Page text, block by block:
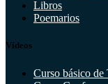
Libros
Poemarios
Vídeos
Curso básico de